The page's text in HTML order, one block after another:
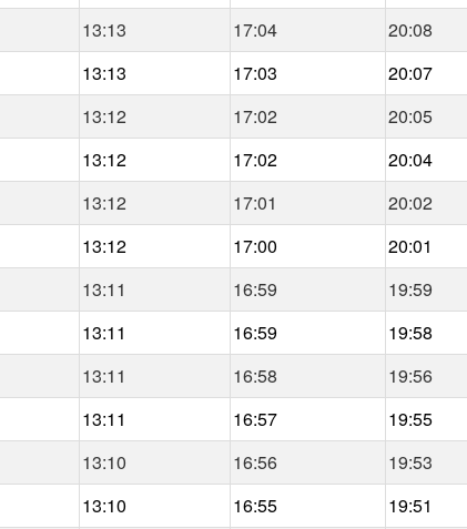
13:13 17:04 20:08
13:13 17:03 20:07
13:12 17:02 20:05
13:12 17:02 20:04
13:12 17:01 20:02
13:12 17:00 20:01
13:11 16:59 19:59
13:11 16:59 19:58
13:11 16:58 19:56
13:11 16:57 19:55
13:10 16:56 19:53
13:10 16:55 19:51